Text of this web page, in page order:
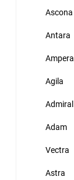
Ascona
Antara
Ampera
Agila
Admiral
Adam
Vectra
Astra